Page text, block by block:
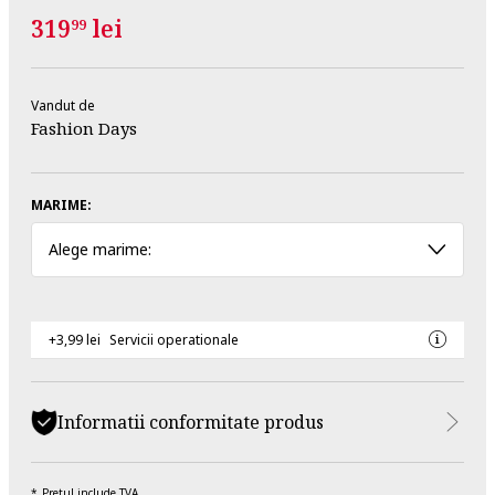
31999 lei
Vandut de
Fashion Days
MARIME:
Alege marime:
+3,99 lei Servicii operationale
Informatii conformitate produs